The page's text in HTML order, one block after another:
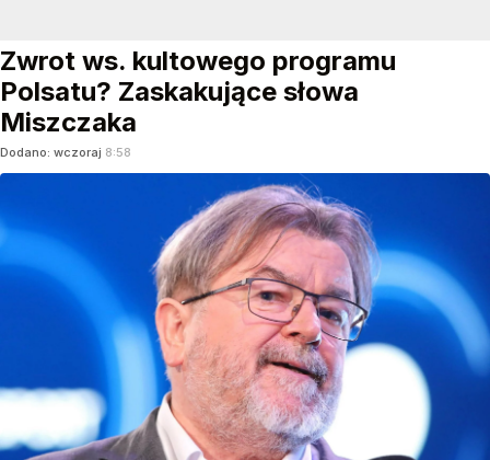
Zwrot ws. kultowego programu
Polsatu? Zaskakujące słowa
Miszczaka
Dodano: wczoraj 8:58